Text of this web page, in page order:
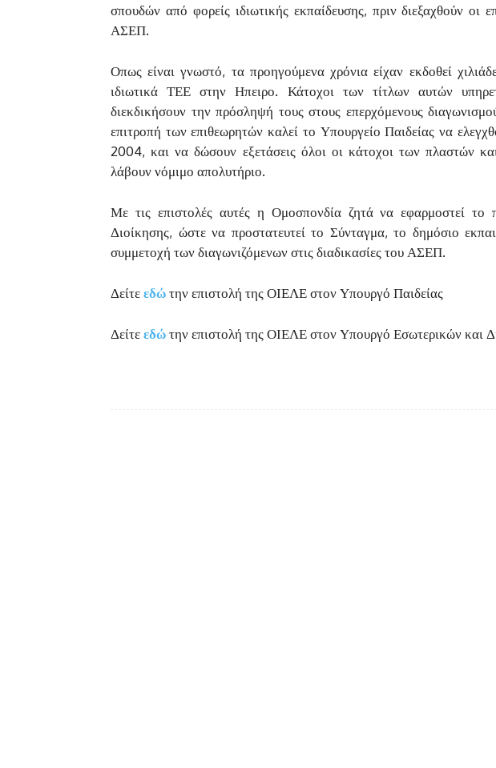
σπουδών από φορείς ιδιωτικής εκπαίδευσης, πριν διεξαχθούν οι
ΑΣΕΠ.
Οπως είναι γνωστό, τα προηγούμενα χρόνια είχαν εκδοθεί
ιδιωτικά ΤΕΕ στην Ηπειρο. Κάτοχοι των τίτλων αυτών
διεκδικήσουν την πρόσληψή τους στους επερχόμενους
επιτροπή των επιθεωρητών καλεί το Υπουργείο Παιδείας να
2004, και να δώσουν εξετάσεις όλοι οι κάτοχοι των πλαστών
λάβουν νόμιμο απολυτήριο.
Με τις επιστολές αυτές η Ομοσπονδία ζητά να εφαρμοστεί το
Διοίκησης, ώστε να προστατευτεί το Σύνταγμα, το δημόσιο
συμμετοχή των διαγωνιζόμενων στις διαδικασίες του ΑΣΕΠ.
Δείτεεδώτην επιστολή της ΟΙΕΛΕ στον Υπουργό Παιδείας
Δείτεεδώτην επιστολή της ΟΙΕΛΕ στον Υπουργό Εσωτερικών και